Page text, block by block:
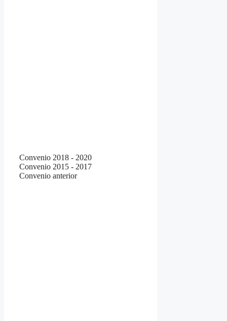
Convenio 2018 - 2020
Convenio 2015 - 2017
Convenio anterior